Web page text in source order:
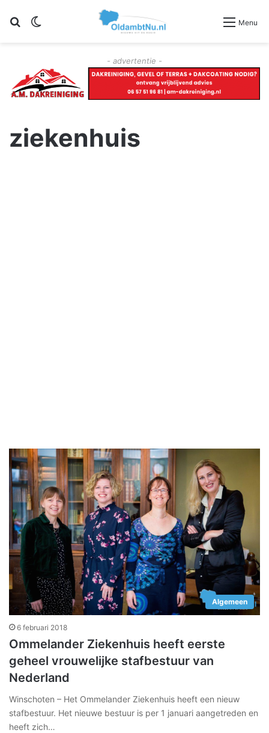
Zoeken Menu
- advertentie -
ziekenhuis
Algemeen
6 februari 2018
Ommelander Ziekenhuis heeft eerste
geheel vrouwelijke stafbestuur van
Nederland
Winschoten – Het Ommelander Ziekenhuis heeft een nieuw
stafbestuur. Het nieuwe bestuur is per 1 januari aangetreden en
heeft zich…